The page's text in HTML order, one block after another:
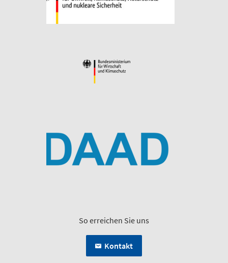
So erreichen Sie uns
Kontakt